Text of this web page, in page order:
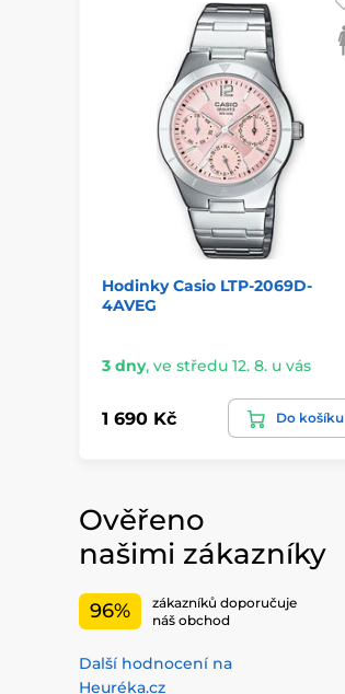
Hodinky Casio LTP-2069D-
4AVEG
3 dny, ve středu 12. 8. u vás
1 690 Kč Do košíku
Ověřeno
našimi zákazníky
96%
zákazníků doporučuje
náš obchod
Další hodnocení na
Heuréka.cz